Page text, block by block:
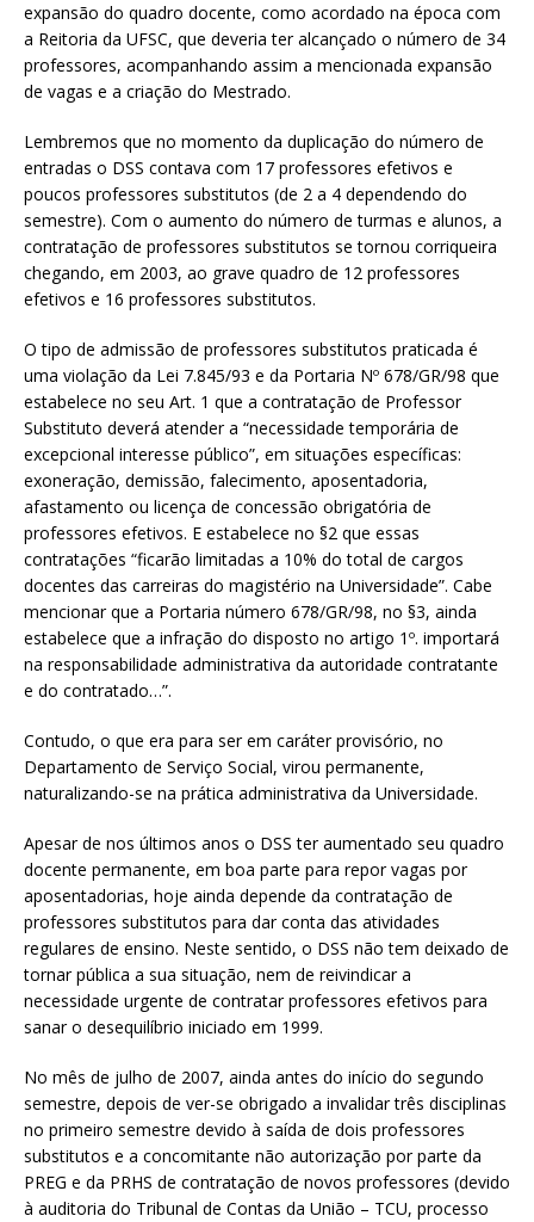
expansão do quadro docente, como acordado na época com
a Reitoria da UFSC, que deveria ter alcançado o número de 34
professores, acompanhando assim a mencionada expansão
de vagas e a criação do Mestrado.
Lembremos que no momento da duplicação do número de
entradas o DSS contava com 17 professores efetivos e
poucos professores substitutos (de 2 a 4 dependendo do
semestre). Com o aumento do número de turmas e alunos, a
contratação de professores substitutos se tornou corriqueira
chegando, em 2003, ao grave quadro de 12 professores
efetivos e 16 professores substitutos.
O tipo de admissão de professores substitutos praticada é
uma violação da Lei 7.845/93 e da Portaria Nº 678/GR/98 que
estabelece no seu Art. 1 que a contratação de Professor
Substituto deverá atender a “necessidade temporária de
excepcional interesse público”, em situações específicas:
exoneração, demissão, falecimento, aposentadoria,
afastamento ou licença de concessão obrigatória de
professores efetivos. E estabelece no §2 que essas
contratações “ficarão limitadas a 10% do total de cargos
docentes das carreiras do magistério na Universidade”. Cabe
mencionar que a Portaria número 678/GR/98, no §3, ainda
estabelece que a infração do disposto no artigo 1º. importará
na responsabilidade administrativa da autoridade contratante
e do contratado…”.
Contudo, o que era para ser em caráter provisório, no
Departamento de Serviço Social, virou permanente,
naturalizando-se na prática administrativa da Universidade.
Apesar de nos últimos anos o DSS ter aumentado seu quadro
docente permanente, em boa parte para repor vagas por
aposentadorias, hoje ainda depende da contratação de
professores substitutos para dar conta das atividades
regulares de ensino. Neste sentido, o DSS não tem deixado de
tornar pública a sua situação, nem de reivindicar a
necessidade urgente de contratar professores efetivos para
sanar o desequilíbrio iniciado em 1999.
No mês de julho de 2007, ainda antes do início do segundo
semestre, depois de ver-se obrigado a invalidar três disciplinas
no primeiro semestre devido à saída de dois professores
substitutos e a concomitante não autorização por parte da
PREG e da PRHS de contratação de novos professores (devido
à auditoria do Tribunal de Contas da União – TCU, processo